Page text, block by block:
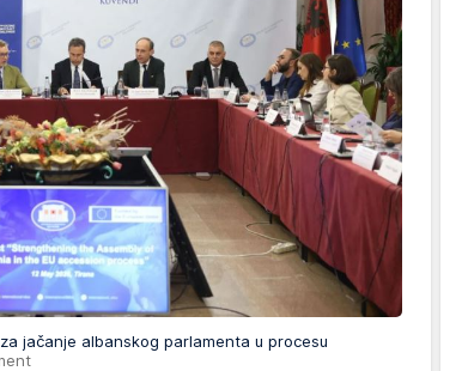
jačanje albanskog parlamenta u procesu